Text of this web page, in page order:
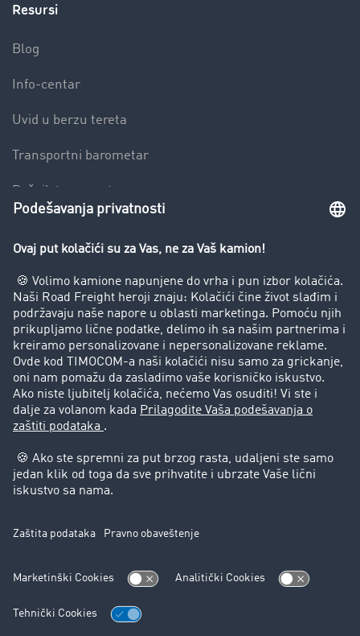
Resursi
Blog
Info-centar
Uvid u berzu tereta
Transportni barometar
Rečnik transporta
Preduzeće
Uspešne priče
Korisnici preporučuju korisnike
Pravna pitanja
Impressum
Opšti uslovi korišćenja
Zaštita podataka
Cookie-Einstellungen
Podrška